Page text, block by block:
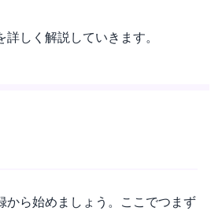
しく解説していきます。
から始めましょう。ここでつまず